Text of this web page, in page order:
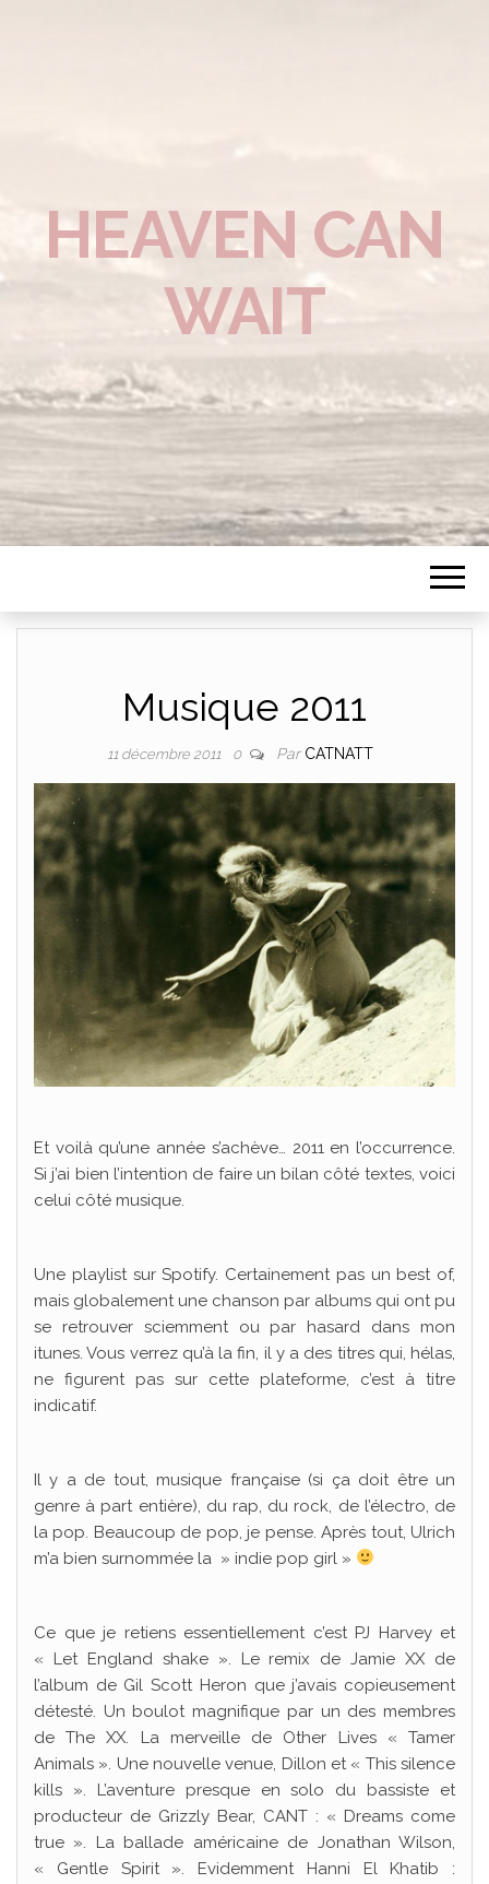
HEAVEN CAN
WAIT
Musique 2011
11 décembre 2011 0 Par CATNATT
Et voilà qu’une année s’achève… 2011 en l’occurrence.
Si j’ai bien l’intention de faire un bilan côté textes, voici
celui côté musique.
Une playlist sur Spotify. Certainement pas un best of,
mais globalement une chanson par albums qui ont pu
se retrouver sciemment ou par hasard dans mon
itunes. Vous verrez qu’à la fin, il y a des titres qui, hélas,
ne figurent pas sur cette plateforme, c’est à titre
indicatif.
Il y a de tout, musique française (si ça doit être un
genre à part entière), du rap, du rock, de l’électro, de
la pop. Beaucoup de pop, je pense. Après tout, Ulrich
m’a bien surnommée la » indie pop girl »
Ce que je retiens essentiellement c’est PJ Harvey et
« Let England shake ». Le remix de Jamie XX de
l’album de Gil Scott Heron que j’avais copieusement
détesté. Un boulot magnifique par un des membres
de The XX. La merveille de Other Lives « Tamer
Animals ». Une nouvelle venue, Dillon et « This silence
kills ». L’aventure presque en solo du bassiste et
producteur de Grizzly Bear, CANT : « Dreams come
true ». La ballade américaine de Jonathan Wilson,
« Gentle Spirit ». Evidemment Hanni El Khatib :